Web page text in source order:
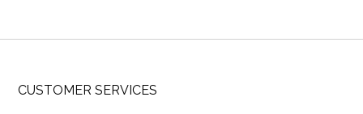
CUSTOMER SERVICES